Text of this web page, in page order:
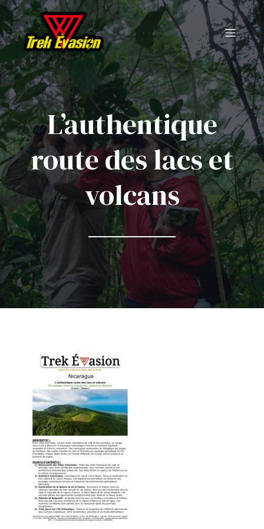
L’authentique
route des lacs et
volcans